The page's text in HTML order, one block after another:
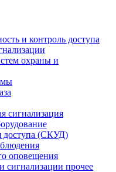
и контроль доступа
охраны и
сигнализация
доступа (СКУД)
оповещения
сигнализации прочее